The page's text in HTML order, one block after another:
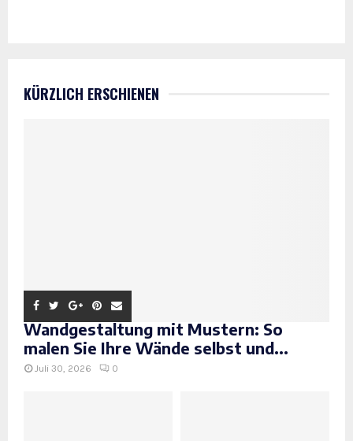
KÜRZLICH ERSCHIENEN
Wandgestaltung mit Mustern: So
malen Sie Ihre Wände selbst und...
Juli 30, 2026 0